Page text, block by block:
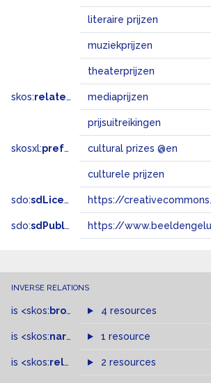
literaire prijzen
muziekprijzen
theaterprijzen
skos:related mediaprijzen
prijsuitreikingen
skosxl:prefLabel cultural prizes @en
culturele prijzen
sdo:sdLicense
sdo:sdPublisher https://
INVERSE RELATIONS
is <skos: broader > of
4 resources
is <skos:narrower >of
1 resource
is <skos:related > of2 resources